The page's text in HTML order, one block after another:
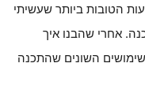
הטובות ביותר שעשיתי
אחרי שהבנו איך
השונים שהתכנה